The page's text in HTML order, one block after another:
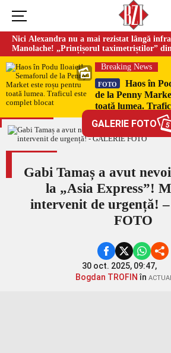
Nici Alexandra nu a mai rezistat lângă
Manolache! „Prințișorul taximetriștilor”
doi ani de căsnicie
Breaking News
FOTO
Haos în
de la Penny
toată lumea.
GALERIE FOTO 5
Gabi Tamaș a avut
la „Asia Express”!
intervenit de urgență!
FOTO
30 oct. 2025, 09:47,
Bogdan TROFIN în